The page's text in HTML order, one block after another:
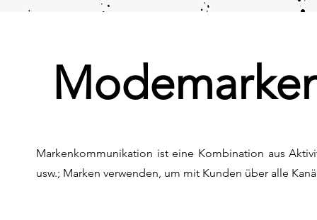
Markenkommunikation ist eine Kombination aus
usw.; Marken verwenden, um mit Kunden über alle